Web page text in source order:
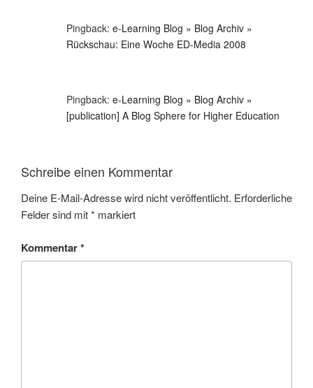
Pingback: e-Learning Blog » Blog Archiv »
Rückschau: Eine Woche ED-Media 2008
Pingback: e-Learning Blog » Blog Archiv »
[publication] A Blog Sphere for Higher Education
Schreibe einen Kommentar
Deine E-Mail-Adresse wird nicht veröffentlicht. Erforderliche
Felder sind mit* markiert
Kommentar*